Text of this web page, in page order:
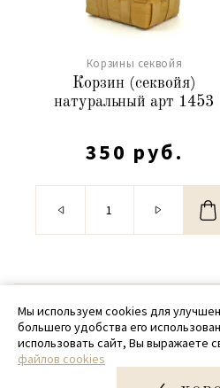
Корзины секвойя
Корзин (секвойя)
натуральный арт 1453
350 руб.
© 2020 - 2026
+ 7 (918)
Мы используем cookies для
большего удобства его
использовать сайт, Вы выражаете
файлов cookies